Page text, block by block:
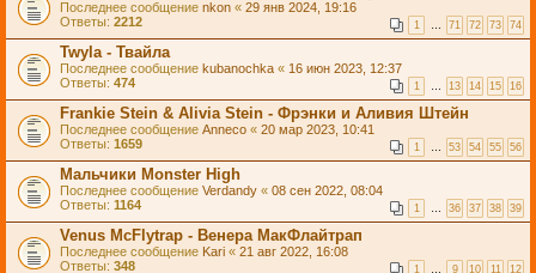
Последнее сообщение nkon « 29 янв 2024, 19:16
Ответы: 2212 1 … 71 72 73 74
Twyla - Твайла
Последнее сообщение kubanochka « 16 июн 2023, 12:37
Ответы: 474 1 … 13 14 15 16
Frankie Stein & Alivia Stein - Фрэнки и Аливия Штейн
Последнее сообщение Anneco « 20 мар 2023, 10:41
Ответы: 1659 1 … 53 54 55 56
Мальчики Monster High
Последнее сообщение Verdandy « 08 сен 2022, 08:04
Ответы: 1164 1 … 36 37 38 39
Venus McFlytrap - Венера МакФлайтрап
Последнее сообщение Kari « 21 авг 2022, 16:08
Ответы: 348 1 … 9 10 11 12